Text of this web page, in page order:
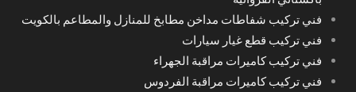
فني تركيب شفاطات مداخن مطابخ للمنازل والمطاعم بالكويت
فني تركيب قطع غيار سيارات
فني تركيب كاميرات مراقبة الجهراء
فني تركيب كاميرات مراقبة الفردوس